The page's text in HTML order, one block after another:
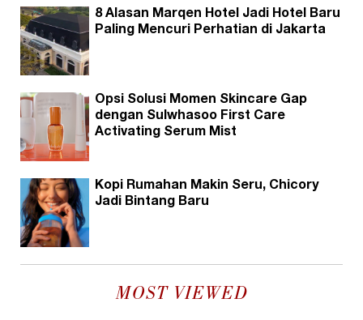
8 Alasan Marqen Hotel Jadi Hotel Baru
Paling Mencuri Perhatian di Jakarta
Opsi Solusi Momen Skincare Gap
dengan Sulwhasoo First Care
Activating Serum Mist
Kopi Rumahan Makin Seru, Chicory
Jadi Bintang Baru
MOST VIEWED